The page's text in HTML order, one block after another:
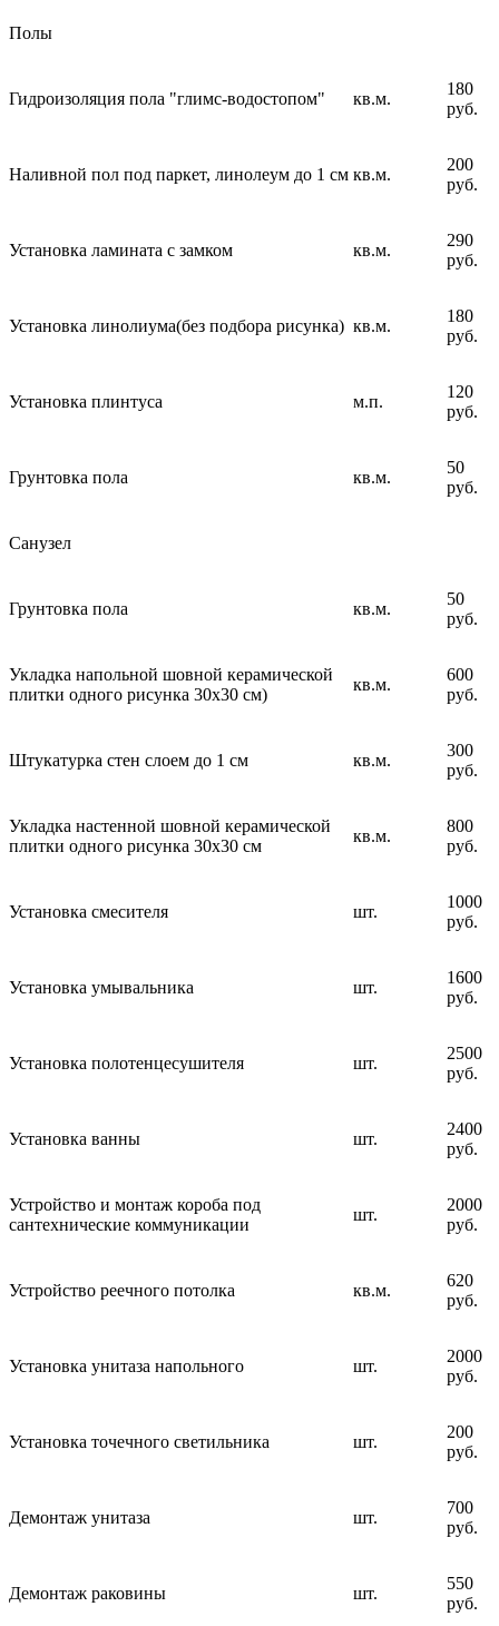
Полы
Гидроизоляция пола "глимс-водостопом" кв.м.
180
руб.
Наливной пол под паркет, линолеум до 1 см кв.м.
200
руб.
Установка ламината с замком кв.м.
290
руб.
Установка линолиума(без подбора рисунка) кв.м.
180
руб.
Установка плинтуса м.п.
120
руб.
Грунтовка пола кв.м.
50
руб.
Санузел
Грунтовка пола кв.м.
50
руб.
Укладка напольной шовной керамической
плитки одного рисунка 30х30 см)
кв.м.
600
руб.
Штукатурка стен слоем до 1 см кв.м.
300
руб.
Укладка настенной шовной керамической
плитки одного рисунка 30х30 см
кв.м.
800
руб.
Установка смесителя шт.
1000
руб.
Установка умывальника шт.
1600
руб.
Установка полотенцесушителя шт.
2500
руб.
Установка ванны шт.
2400
руб.
Устройство и монтаж короба под
сантехнические коммуникации
шт.
2000
руб.
Устройство реечного потолка кв.м.
620
руб.
Установка унитаза напольного шт.
2000
руб.
Установка точечного светильника шт.
200
руб.
Демонтаж унитаза шт.
700
руб.
Демонтаж раковины шт.
550
руб.